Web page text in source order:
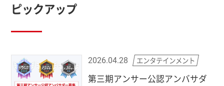
ピックアップ
2026.04.28 エンタテインメント
第三期アンサー公認アンバサダ